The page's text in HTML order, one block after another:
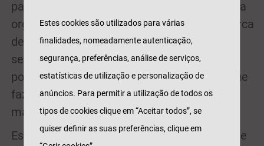
país. A Superbrands Portugal faz parte desta
organização internacional e anualmente cerca
de 1300 marcas nacionais são avaliadas
segundo a opinião dos consumidores
portugueses e do Conselho Superbrands, que
faz uma apreciação dos horizontes das
marcas no nosso país.
Este é o segundo prémio que a Tranquilidade
Estes cookies são utilizados para várias
finalidades, nomeadamente autenticação,
segurança, preferências, análise de serviços,
estatísticas de utilização e personalização de
anúncios. Para permitir a utilização de todos os
tipos de cookies clique em “Aceitar todos”, se
quiser definir as suas preferências, clique em